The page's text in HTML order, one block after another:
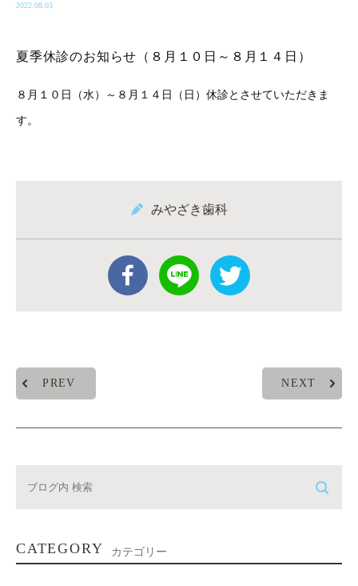
2022.08.03
夏季休診のお知らせ（８月１０日～８月１４日）
８月１０日（水）～８月１４日（日）休診とさせていただきま
す。
みやざき歯科
PREV NEXT
CATEGORY カテゴリー